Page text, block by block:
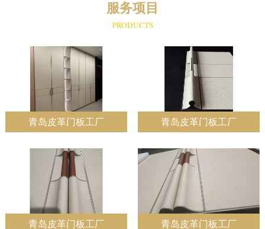
服务项目
PRODUCTS
青岛皮革门板工厂 青岛皮革门板工厂
青岛皮革门板工厂 青岛皮革门板工厂